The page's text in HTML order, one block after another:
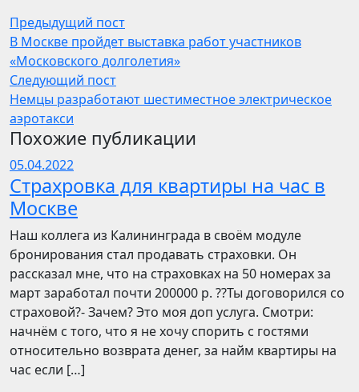
Предыдущий пост
В Москве пройдет выставка работ участников
«Московского долголетия»
Следующий пост
Немцы разработают шестиместное электрическое
аэротакси
Похожие публикации
05.04.2022
Страхровка для квартиры на час в
Москве
Наш коллега из Калининграда в своём модуле
бронирования стал продавать страховки. Он
рассказал мне, что на страховках на 50 номерах за
март заработал почти 200000 р. ??Ты договорился со
страховой?- Зачем? Это моя доп услуга. Смотри:
начнём с того, что я не хочу спорить с гостями
относительно возврата денег, за найм квартиры на
час если […]